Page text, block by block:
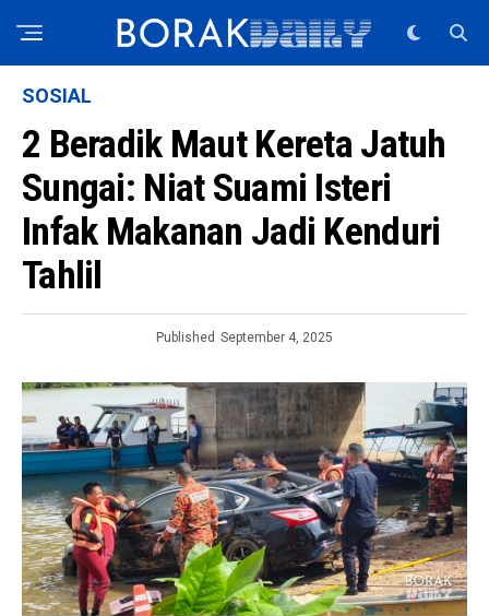
SOSIAL
2 Beradik Maut Kereta Jatuh
Sungai: Niat Suami Isteri
Infak Makanan Jadi Kenduri
Tahlil
Published September 4, 2025